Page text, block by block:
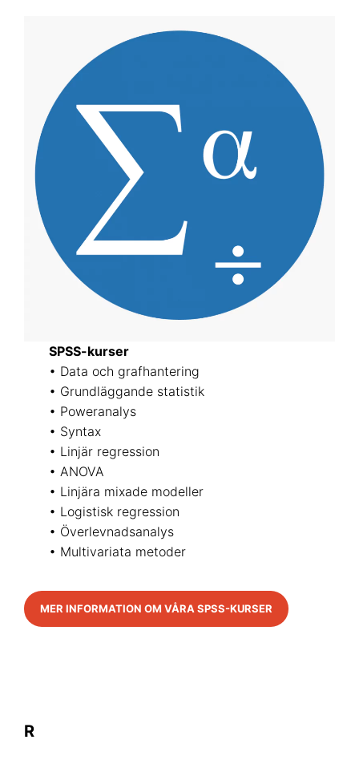
SPSS-kurser
• Data och grafhantering
• Grundläggande statistik
• Poweranalys
• Syntax
• Linjär regression
• ANOVA
• Linjära mixade modeller
• Logistisk regression
• Överlevnadsanalys
• Multivariata metoder
MER INFORMATION OM VÅRA SPSS-KURSER
R